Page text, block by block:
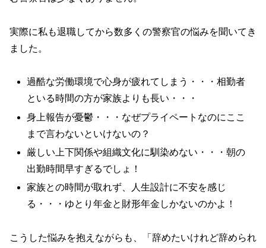
実際に私も退職してから数多くの警察官の悩みを聞いてき
ました。
過酷な労働環境で心身が疲れてしまう・・・相勤者
といる時間の方が家族よりも長い・・・
身上報告が憂鬱・・・なぜプライペートなのにここ
まで言わないといけないの？
厳しい上下関係や組織文化に馴染めない・・・朝の
出勤時間早すぎるでしょ！
家族との時間が取れず、人生設計に不安を感じ
る・・・ゆとり年金と財形年金しかないのかよ！
こうした悩みを抱えながらも、「辞めたいけれど辞められ